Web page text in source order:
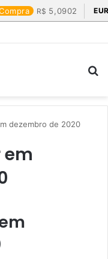
5,0902
a pena
dezembro de 2020​
em